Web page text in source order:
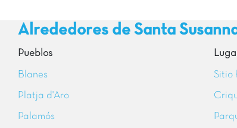
Alrededores de Santa
Pueblos
Blanes
Platja d'Aro
Palamós
Sitio